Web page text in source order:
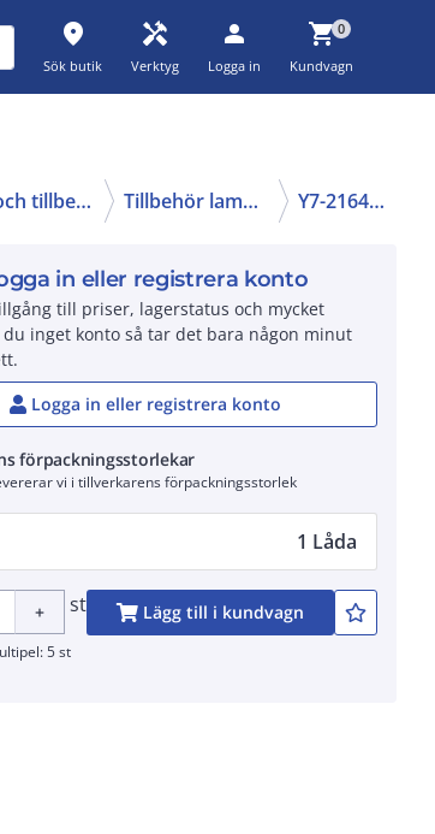
place
Sök butik
handyman
Verktyg
person
Logga in
shopping_cart0
Kundvagn
Signallampor, sirener, lampor och tillbehör Tillbehör lampor Y7-216403
in eller registrera konto
till priser, lagerstatus och mycket
inget konto så tar det bara någon minut
Logga in eller registrera konto
förpackningsstorlekar
vi i tillverkarens förpackningsstorlek
1 Låda
+ st Lägg till i kundvagn
5 st